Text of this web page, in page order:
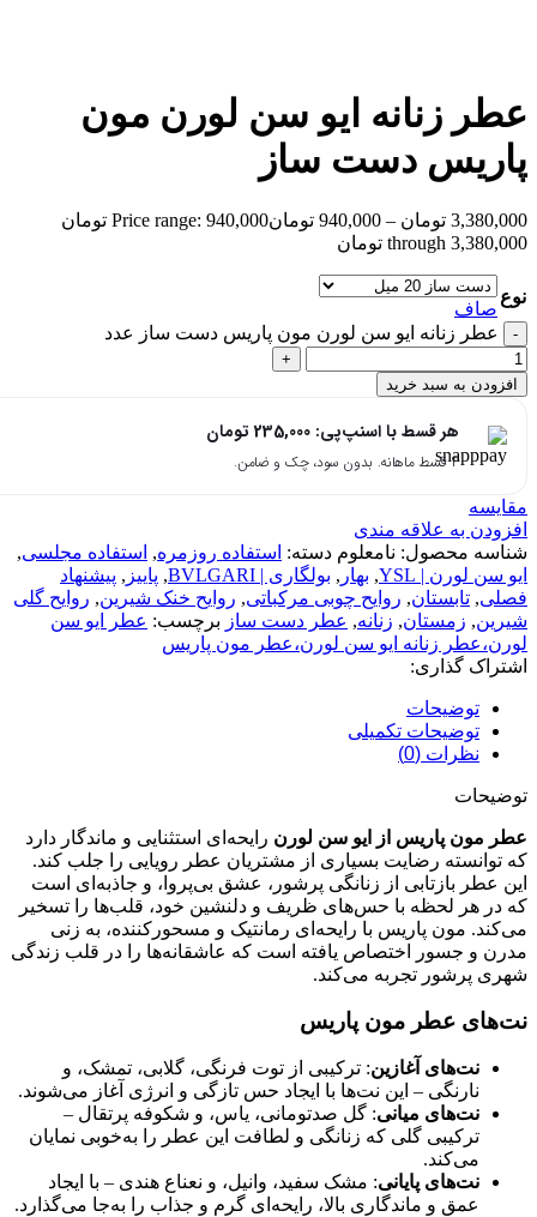
عطر زنانه ایو سن لورن مون
پاریس دست ساز
3,380,000 تومان –
940,000 تومان
Price range: 940,000 تومان
through 3,380,000 تومان
نوع
صاف
عطر زنانه ایو سن لورن مون پاریس دست ساز عدد
افزودن به سبد خرید
هر قسط با اسنپ‌پی: 235,000 تومان
۴ قسط ماهانه. بدون سود، چک و ضامن.
مقایسه
افزودن به علاقه مندی
شناسه محصول: نامعلوم دسته: استفاده روزمره, استفاده مجلسی,
ایو سن لورن | YSL
, بهار , بولگاری | BVLGARI , پاییز , پیشنهاد
فصلی, تابستان, روایح چوبی مرکباتی, روایح خنک شیرین, روایح گلی
شیرین, زمستان, زنانه, عطر دست ساز برچسب: عطر ایو سن
لورن،عطر زنانه ایو سن لورن،عطر مون پاریس
اشتراک گذاری:
توضیحات
توضیحات تکمیلی
نظرات (0)
توضیحات
عطر مون پاریس از ایو سن لورن رایحه‌ای استثنایی و ماندگار دارد
که توانسته رضایت بسیاری از مشتریان عطر رویایی را جلب کند.
این عطر بازتابی از زنانگی پرشور، عشق بی‌پروا، و جاذبه‌ای است
که در هر لحظه با حس‌های ظریف و دلنشین خود، قلب‌ها را تسخیر
می‌کند. مون پاریس با رایحه‌ای رمانتیک و مسحورکننده، به زنی
مدرن و جسور اختصاص یافته است که عاشقانه‌ها را در قلب زندگی
شهری پرشور تجربه می‌کند.
نت‌های عطر مون پاریس
نت‌های آغازین: ترکیبی از توت فرنگی، گلابی، تمشک، و
نارنگی – این نت‌ها با ایجاد حس تازگی و انرژی آغاز می‌شوند.
نت‌های میانی: گل صدتومانی، یاس، و شکوفه پرتقال –
ترکیبی گلی که زنانگی و لطافت این عطر را به‌خوبی نمایان
می‌کند.
نت‌های پایانی: مشک سفید، وانیل، و نعناع هندی – با ایجاد
عمق و ماندگاری بالا، رایحه‌ای گرم و جذاب را به‌جا می‌گذارد.